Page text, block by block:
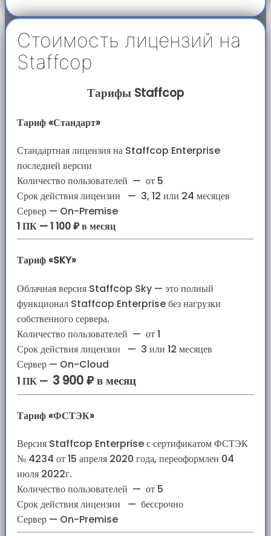
Стоимость лицензий на
Staffcop
Тарифы Staffcop
Тариф «Стандарт»
Стандартная лицензия на Staffcop Enterprise
последней версии
Количество пользователей — от 5
Срок действия лицензии
— 3, 12 или 24 месяцев
Сервер — On-Premise
1 ПК — 1 100 ₽ в месяц
Тариф «SKY»
Облачная версия Staffcop Sky — это полный
функционал Staffcop Enterprise без нагрузки
собственного сервера.
Количество пользователей — от 1
Срок действия лицензии
— 3 или 12 месяцев
Сервер — On-Cloud
1 ПК — 3 900 ₽ в месяц
Тариф «ФСТЭК»
Версия Staffcop Enterprise с сертификатом ФСТЭК
№ 4234 от 15 апреля 2020 года, переоформлен 04
июля 2022г.
Количество пользователей — от 5
Срок действия лицензии
— бессрочно
Сервер — On-Premise